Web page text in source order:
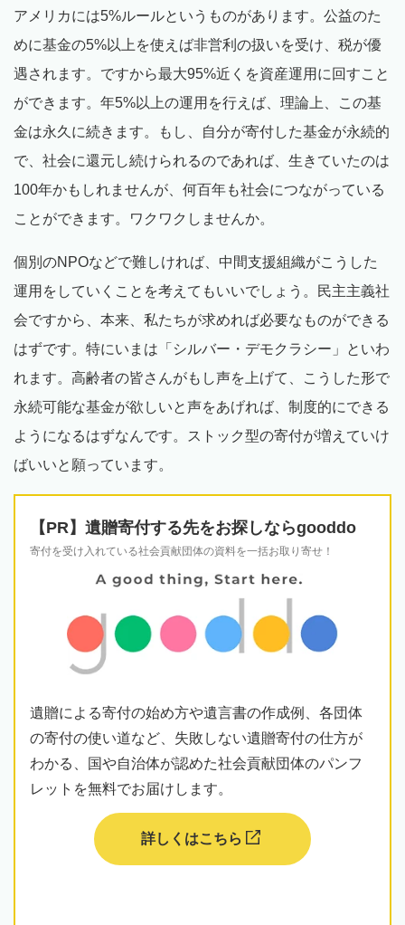
アメリカには5%ルールというものがあります。公益のた
めに基金の5%以上を使えば非営利の扱いを受け、税が優
遇されます。ですから最大95%近くを資産運用に回すこと
ができます。年5%以上の運用を行えば、理論上、この基
金は永久に続きます。もし、自分が寄付した基金が永続的
で、社会に還元し続けられるのであれば、生きていたのは
100年かもしれませんが、何百年も社会につながっている
ことができます。ワクワクしませんか。
個別のNPOなどで難しければ、中間支援組織がこうした
運用をしていくことを考えてもいいでしょう。民主主義社
会ですから、本来、私たちが求めれば必要なものができる
はずです。特にいまは「シルバー・デモクラシー」といわ
れます。高齢者の皆さんがもし声を上げて、こうした形で
永続可能な基金が欲しいと声をあげれば、制度的にできる
ようになるはずなんです。ストック型の寄付が増えていけ
ばいいと願っています。
【PR】遺贈寄付する先をお探しならgooddo
寄付を受け入れている社会貢献団体の資料を一括お取り寄せ！
遺贈による寄付の始め方や遺言書の作成例、各団体
の寄付の使い道など、失敗しない遺贈寄付の仕方が
わかる、国や自治体が認めた社会貢献団体のパンフ
レットを無料でお届けします。
詳しくはこちら